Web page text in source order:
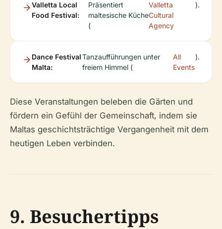
Valletta Local
Food Festival:
Präsentiert
maltesische Küche
(
Valletta
Cultural
Agency
).
Dance Festival
Malta:
Tanzaufführungen unter
freiem Himmel (
All
Events
).
Diese Veranstaltungen beleben die Gärten und
fördern ein Gefühl der Gemeinschaft, indem sie
Maltas geschichtsträchtige Vergangenheit mit dem
heutigen Leben verbinden.
9. Besuchertipps